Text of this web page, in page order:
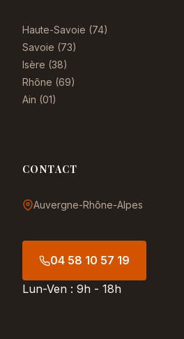
Haute-Savoie (74)
Savoie (73)
Isère (38)
Rhône (69)
Ain (01)
CONTACT
Auvergne-Rhône-Alpes
04 58 10 57 19
Lun-Ven : 9h - 18h